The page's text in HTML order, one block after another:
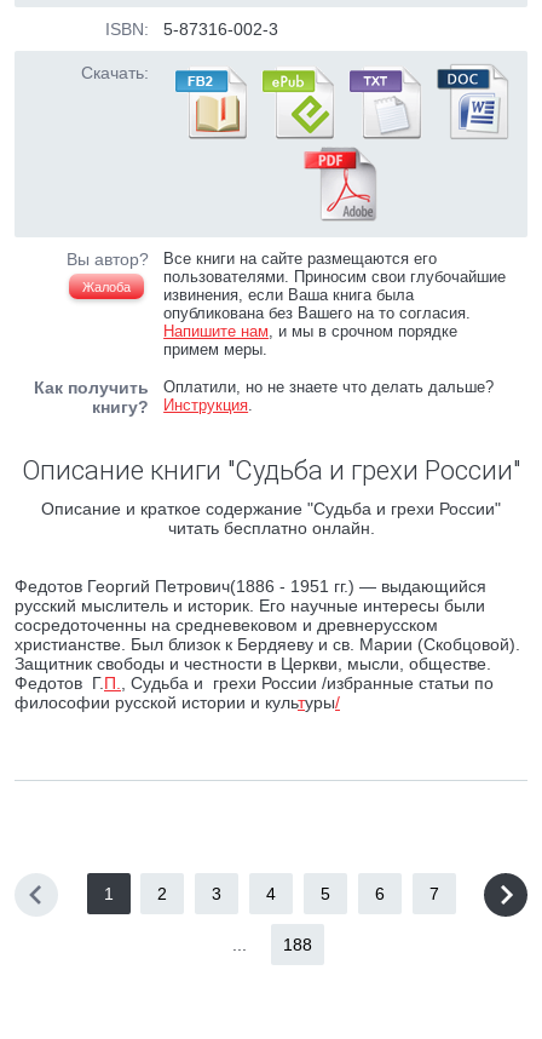
ISBN: 5-87316-002-3
Скачать:
Вы автор?
Жалоба
Все книги на сайте размещаются его
пользователями. Приносим свои глубочайшие
извинения, если Ваша книга была
опубликована без Вашего на то согласия.
Напишите нам, и мы в срочном порядке
примем меры.
Как получить
книгу?
Оплатили, но не знаете что делать дальше?
Инструкция.
Описание книги "Судьба и грехи России"
Описание и краткое содержание "Судьба и грехи России"
читать бесплатно онлайн.
Федотов Георгий Петрович(1886 - 1951 гг.) — выдающийся
русский мыслитель и историк. Его научные интересы были
сосредоточенны на средневековом и древнерусском
христианстве. Был близок к Бердяеву и св. Марии (Скобцовой).
Защитник свободы и честности в Церкви, мысли, обществе.
Федотов Г.П.
, Судьба и грехи России /избранные статьи по
философии русской истории и культуры/
1 2 3 4 5 6 7
188